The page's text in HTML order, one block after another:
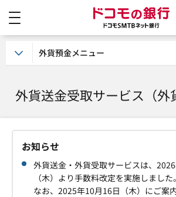
外貨送金受取サービス（外
お知らせ
外貨送金・外貨受取サービスは、
（木）より手数料改定を実施しました。
なお、2025年10月16日（木）にご案
外貨預金メニュー